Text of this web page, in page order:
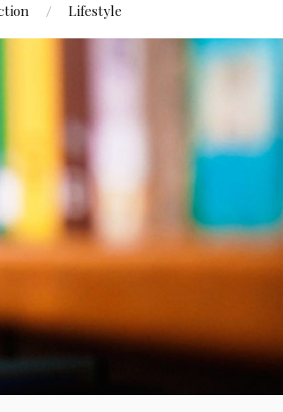
Lifestyle